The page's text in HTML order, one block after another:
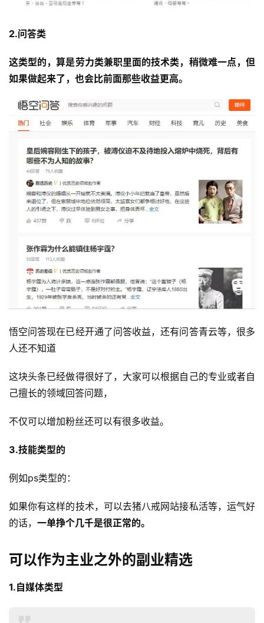
页
业
讯
2.问答类
这类型的，算是劳力类兼职里面的技术类，稍微难一点，但
如果做起来了，也会比前面那些收益更高。
悟空问答现在已经开通了问答收益，还有问答青云等，很多
人还不知道
这块头条已经做得很好了，大家可以根据自己的专业或者自
己擅长的领域回答问题，
不仅可以增加粉丝还可以有很多收益。
3.技能类型的
例如ps类型的：
如果你有这样的技术，可以去猪八戒网站接私活等，运气好
的话， 一单挣个几千是很正常的。
可以作为主业之外的副业精选
1.自媒体类型